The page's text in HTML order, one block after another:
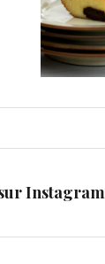
Instagram